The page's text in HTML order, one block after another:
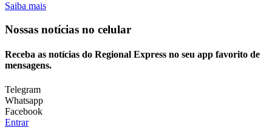
Saiba mais
Nossas notícias no celular
Receba as notícias do Regional Express no seu app favorito de
mensagens.
Telegram
Whatsapp
Facebook
Entrar